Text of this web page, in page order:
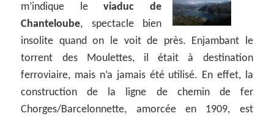
m’indique leviaduc de
Chanteloube, spectacle bien
insolite quand on le voit de près. Enjambant le
torrent des Moulettes, il était à destination
ferroviaire, mais n’a jamais été utilisé. En effet, la
construction de la ligne de chemin de fer
Chorges/Barcelonnette, amorcée en 1909, est